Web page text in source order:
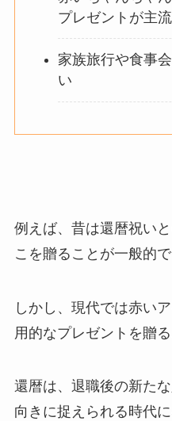
プレゼントが主流
家族旅行や食事
い
例えば、昔は還暦祝い
こを贈ることが一般的で
しかし、現代では赤い
用的なプレゼントを贈
還暦は、退職後の新た
向きに捉えられる時代に